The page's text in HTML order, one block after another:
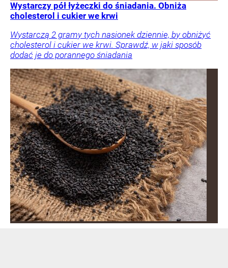
Wystarczy pół łyżeczki do śniadania. Obniża
cholesterol i cukier we krwi
Wystarczą 2 gramy tych nasionek dziennie, by obniżyć
cholesterol i cukier we krwi. Sprawdź, w jaki sposób
dodać je do porannego śniadania